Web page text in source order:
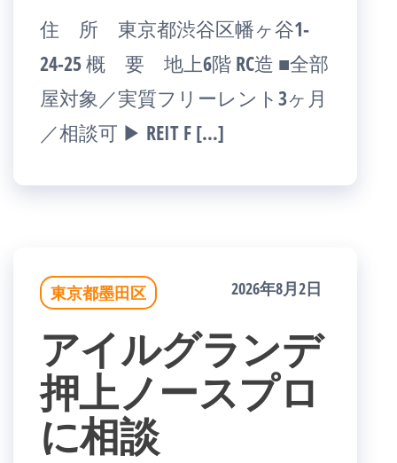
住 所 東京都渋谷区幡ヶ谷1-
24-25 概 要 地上6階 RC造 ■全部
屋対象／実質フリーレント3ヶ月
／相談可 ▶ REIT F […]
東京都墨田区 2026年8月2日
アイルグランデ
押上ノースプロ
に相談